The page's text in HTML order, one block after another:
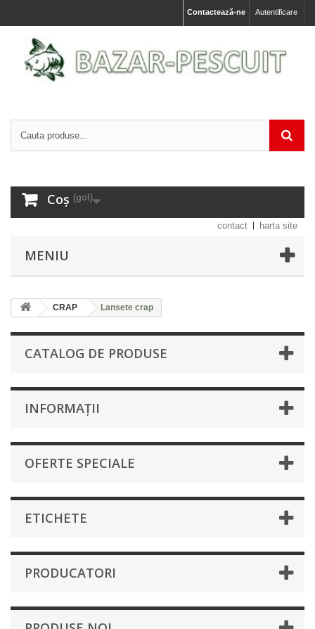
Autentificare
Contactează-ne
Coș (gol)
contact harta site
MENIU
CRAP Lansete crap
CATALOG DE PRODUSE
INFORMAȚII
OFERTE SPECIALE
ETICHETE
PRODUCATORI